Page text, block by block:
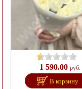
1 590.00 руб.
В корзину